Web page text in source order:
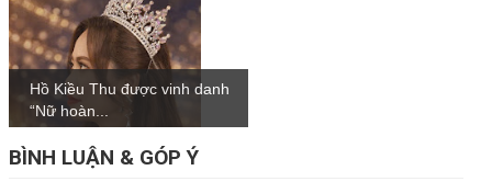
Hồ Kiều Thu được vinh danh
“Nữ hoàn...
BÌNH LUẬN & GÓP Ý